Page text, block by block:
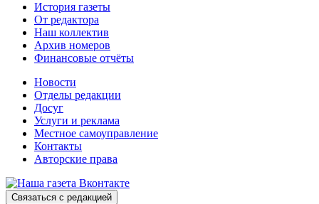
История газеты
От редактора
Наш коллектив
Архив номеров
Финансовые отчёты
Новости
Отделы редакции
Досуг
Услуги и реклама
Местное самоуправление
Контакты
Авторские права
Связаться с редакцией